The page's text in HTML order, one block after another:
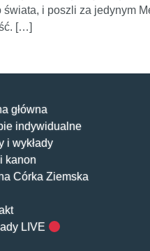
i poszli za jedynym
[…]
główna
indywidualne
i wykłady
kanon
Córka Ziemska
LIVE